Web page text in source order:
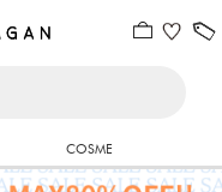
COSME